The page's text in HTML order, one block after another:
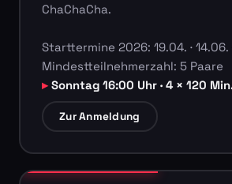
ChaChaCha.
Starttermine 2026: 19.04. · 14.06. ·
Mindestteilnehmerzahl: 5 Paare
Sonntag 16:00 Uhr · 4 × 120
Zur Anmeldung